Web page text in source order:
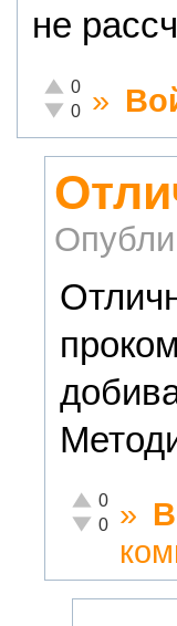
не
Отлично!
0
Неадекватно!
0 »
Отлично!
0
Неадекватно!
0 »